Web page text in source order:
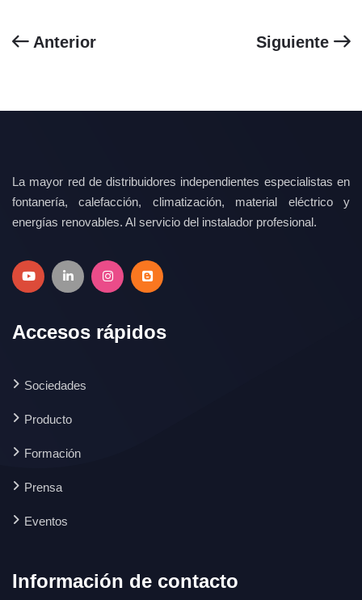
Anterior Siguiente
La mayor red de distribuidores independientes especialistas en
fontanería, calefacción, climatización, material eléctrico y
energías renovables. Al servicio del instalador profesional.
Accesos rápidos
Sociedades
Producto
Formación
Prensa
Eventos
Información de contacto